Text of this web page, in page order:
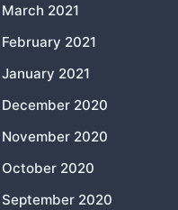
March 2021
February 2021
January 2021
December 2020
November 2020
October 2020
September 2020